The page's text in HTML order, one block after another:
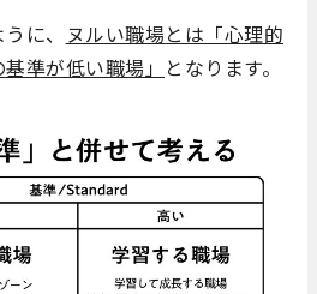
に、 ヌルい職場とは「心理的
準が低い職場」 となります。